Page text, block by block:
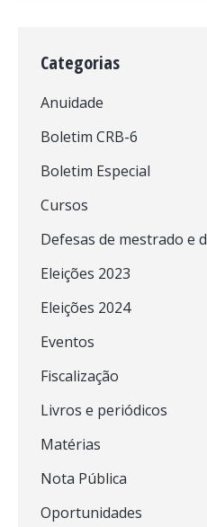
Categorias
Anuidade
Boletim CRB-6
Boletim Especial
Cursos
Defesas de mestrado e
Eleições 2023
Eleições 2024
Eventos
Fiscalização
Livros e periódicos
Matérias
Nota Pública
Oportunidades